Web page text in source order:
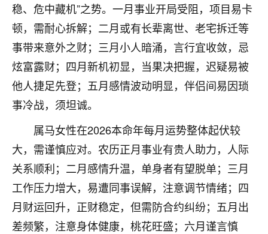
稳、危中藏机”之势。一月事业开局受阻，项目易卡
顿，需耐心拆解；二月或有长辈离世、老宅拆迁等
事带来意外之财；三月小人暗涌，言行宜收敛，忌
炫富露财；四月新机初显，当果决把握，迟疑易被
他人捷足先登；五月感情波动明显，伴侣间易因琐
事冷战，须坦诚。
属马女性在2026本命年每月运势整体起伏较
大，需谨慎应对。农历正月事业有贵人助力，人际
关系顺利；二月感情升温，单身者有望脱单；三月
工作压力增大，易遭同事误解，注意调节情绪；四
月财运回升，正财稳定，但需防合约纠纷；五月出
差频繁，注意身体健康，桃花旺盛；六月谨言慎
青春168
我也想要，我也想要！
2天前 来自山西 15
Jessica李
老师做不做超度法事？我想给我奶奶做超度，她今年
刚去世了。
七零老顽童：我母亲前年离世，刚开始我经常
做梦梦见她，后来也是朋友介绍，找到慧来老
师，安排了超度法事，做梦再也没有梦到过
了，一开始是半信半疑的，图个心安，给亡母
超度，现在看来，人不信也不行。
2天前 来自云南 11